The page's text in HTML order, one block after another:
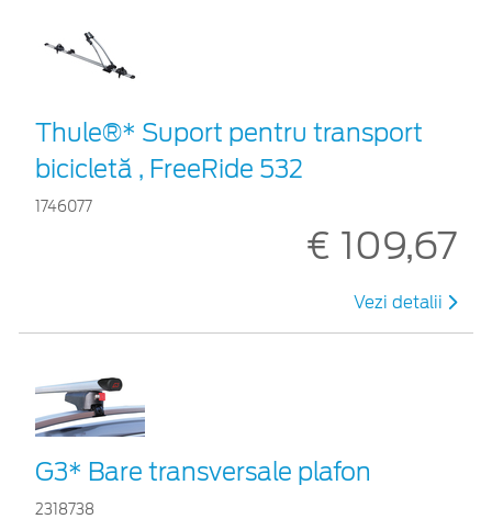
Thule®* Suport pentru transport
bicicletă , FreeRide 532
1746077
€ 109,67
Vezi detalii
G3* Bare transversale plafon
2318738